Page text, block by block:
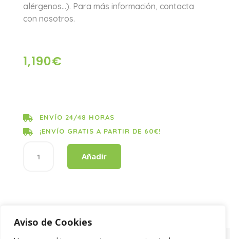
Aviso de Cookies
alérgenos…). Para más información, contacta
con nosotros.
1,190€
 ENVÍO 24/48 HORAS
 ¡ENVÍO GRATIS A PARTIR DE 60€!
LIMPIADOR
Añadir